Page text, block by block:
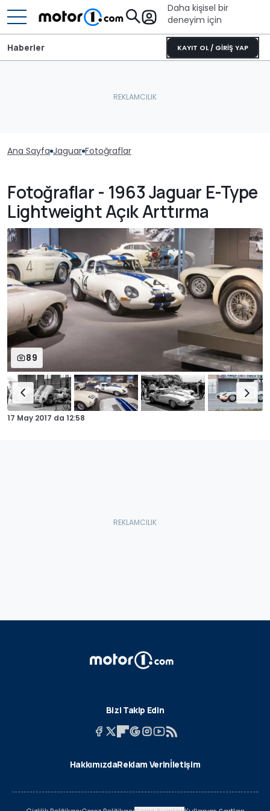
Daha kişisel bir
deneyim için
KAYIT OL / GİRİŞ YAP
Haberler
Ana Sayfa Jaguar Fotoğraflar
Fotoğraflar - 1963 Jaguar E-Type
Lightweight Açık Arttırma
89
17 May 2017 da 12:58
Bizi Takip Edin
HakkımızdaReklam Verinİletişim